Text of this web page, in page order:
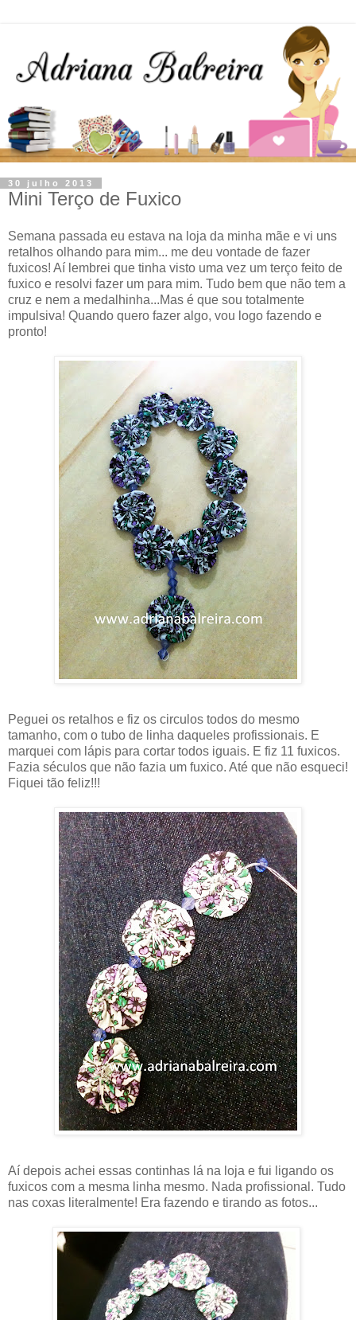
30 julho 2013
Mini Terço de Fuxico
Semana passada eu estava na loja da minha mãe e vi uns
retalhos olhando para mim... me deu vontade de fazer
fuxicos! Aí lembrei que tinha visto uma vez um terço feito de
fuxico e resolvi fazer um para mim. Tudo bem que não tem a
cruz e nem a medalhinha...Mas é que sou totalmente
impulsiva! Quando quero fazer algo, vou logo fazendo e
pronto!
Peguei os retalhos e fiz os circulos todos do mesmo
tamanho, com o tubo de linha daqueles profissionais. E
marquei com lápis para cortar todos iguais. E fiz 11 fuxicos.
Fazia séculos que não fazia um fuxico. Até que não esqueci!
Fiquei tão feliz!!!
Aí depois achei essas continhas lá na loja e fui ligando os
fuxicos com a mesma linha mesmo. Nada profissional. Tudo
nas coxas literalmente! Era fazendo e tirando as fotos...